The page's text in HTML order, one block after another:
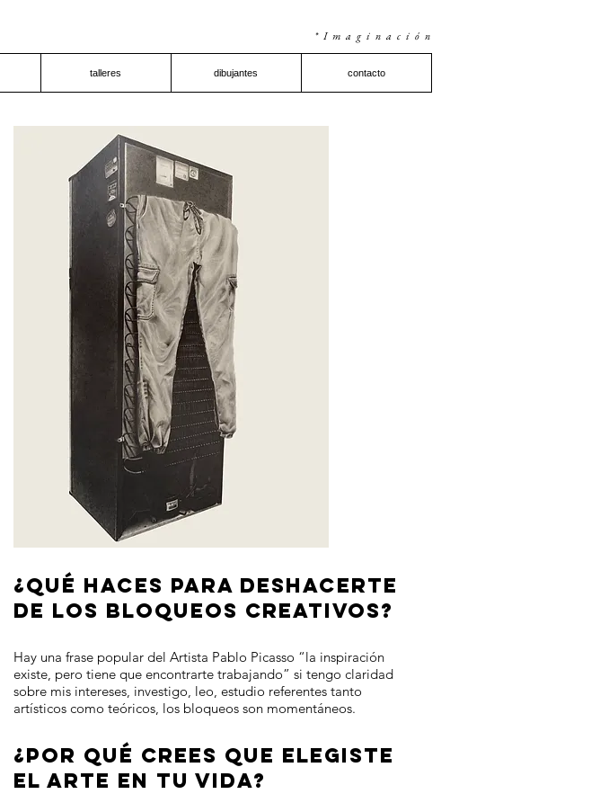
talleres dibujantes contacto
*Imaginación
¿QUÉ HACES PARA DESHACERTE
DE LOS BLOQUEOS CREATIVOS?
Hay una frase popular del Artista Pablo Picasso “la inspiración
existe, pero tiene que encontrarte trabajando” si tengo claridad
sobre mis intereses, investigo, leo, estudio referentes tanto
artísticos como teóricos, los bloqueos son momentáneos.
¿POR QUÉ CREES QUE ELEGISTE
EL ARTE EN TU VIDA?